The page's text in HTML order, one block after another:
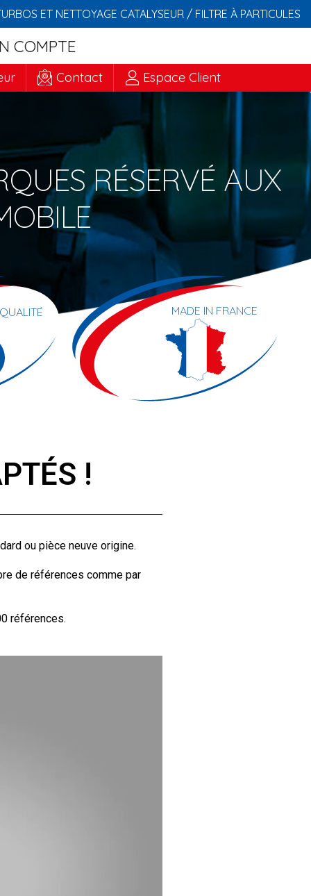
ET NETTOYAGE CATALYSEUR / FILTRE À PARTICULES
COMPTE
Contact Espace Client
RÉSERVÉ AUX
MADE IN FRANCE
!​
ou pièce neuve origine.
de références comme par
références.